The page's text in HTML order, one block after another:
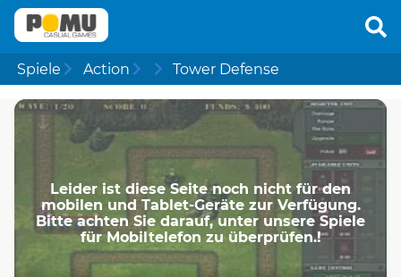
Spiele Action Tower Defense
Leider ist diese Seite noch nicht für den
mobilen und Tablet-Geräte zur Verfügung.
Bitte achten Sie darauf, unter unsere Spiele
für Mobiltelefon zu überprüfen.!